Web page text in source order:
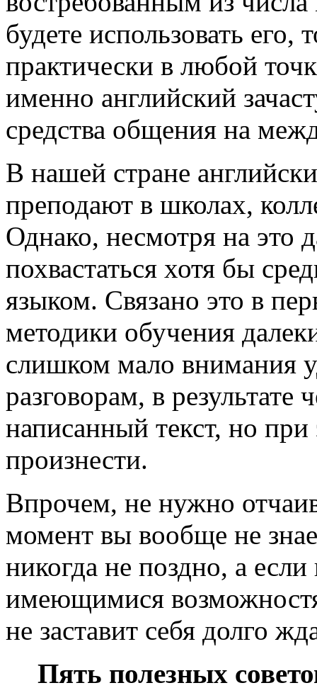
будете использовать его,
практически в любой
именно английский
средства общения на
В нашей стране
преподают в школах,
Однако, несмотря на это
похвастаться хотя бы
языком. Связано это в
методики обучения
слишком мало внимания
разговорам, в
написанный текст, но при
произнести.
Впрочем, не нужно
момент вы вообще не
никогда не поздно, а
имеющимися
не заставит себя долго
Пять полезных